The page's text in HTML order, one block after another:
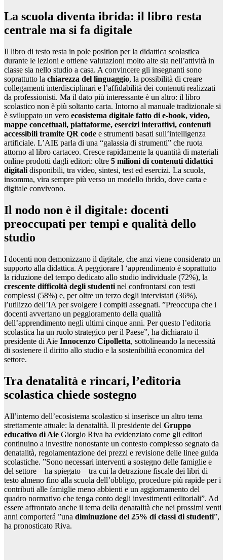
La scuola diventa ibrida: il libro resta
centrale ma si fa digitale
Il libro di testo resta in pole position per la didattica scolastica
durante le lezioni e ottiene valutazioni molto alte sia nell’attività in
classe sia nello studio a casa. A convincere gli insegnanti sono
soprattutto la chiarezza del linguaggio, la possibilità di creare
collegamenti interdisciplinari e l’affidabilità dei contenuti realizzati
da professionisti. Ma il dato più interessante è un altro: il libro
scolastico non è più soltanto carta. Intorno al manuale tradizionale si
è sviluppato un vero ecosistema digitale fatto di e-book, video,
mappe concettuali, piattaforme, esercizi interattivi, contenuti
accessibili tramite QR code e strumenti basati sull’intelligenza
artificiale. L’AIE parla di una “galassia di strumenti” che ruota
attorno al libro cartaceo. Cresce rapidamente la quantità di materiali
online prodotti dagli editori: oltre 5 milioni di contenuti didattici
digitali disponibili, tra video, sintesi, test ed esercizi. La scuola,
insomma, vira sempre più verso un modello ibrido, dove carta e
digitale convivono.
Il nodo non è il digitale: docenti
preoccupati per tempi e qualità dello
studio
I docenti non demonizzano il digitale, che anzi viene considerato un
supporto alla didattica. A peggiorare l ‘apprendimento è soprattutto
la riduzione del tempo dedicato allo studio individuale (72%), la
crescente difficoltà degli studenti nel confrontarsi con testi
complessi (58%) e, per oltre un terzo degli intervistati (36%),
l’utilizzo dell’IA per svolgere i compiti assegnati. ”Preoccupa che i
docenti avvertano un peggioramento della qualità
dell’apprendimento negli ultimi cinque anni. Per questo l’editoria
scolastica ha un ruolo strategico per il Paese”, ha dichiarato il
presidente di Aie Innocenzo Cipolletta, sottolineando la necessità
di sostenere il diritto allo studio e la sostenibilità economica del
settore.
Tra denatalità e rincari, l’editoria
scolastica chiede sostegno
All’interno dell’ecosistema scolastico si inserisce un altro tema
strettamente attuale: la denatalità. Il presidente del Gruppo
educativo di Aie Giorgio Riva ha evidenziato come gli editori
continuino a investire nonostante un contesto complesso segnato da
denatalità, regolamentazione dei prezzi e revisione delle linee guida
scolastiche. ”Sono necessari interventi a sostegno delle famiglie e
del settore – ha spiegato – tra cui la detrazione fiscale dei libri di
testo almeno fino alla scuola dell’obbligo, procedure più rapide per i
contributi alle famiglie meno abbienti e un aggiornamento del
quadro normativo che tenga conto degli investimenti editoriali”. Ad
essere affrontato anche il tema della denatalità che nei prossimi venti
anni comporterá ”una diminuzione del 25% di classi di studenti”,
ha pronosticato Riva.